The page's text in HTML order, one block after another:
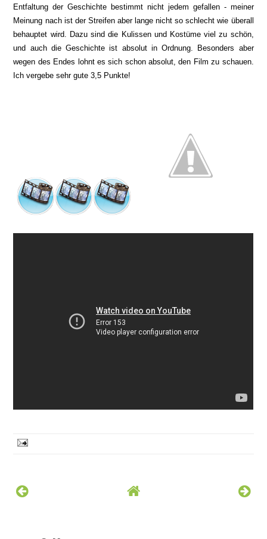
Entfaltung der Geschichte bestimmt nicht jedem gefallen - meiner
Meinung nach ist der Streifen aber lange nicht so schlecht wie überall
behauptet wird. Dazu sind die Kulissen und Kostüme viel zu schön,
und auch die Geschichte ist absolut in Ordnung. Besonders aber
wegen des Endes lohnt es sich schon absolut, den Film zu schauen.
Ich vergebe sehr gute 3,5 Punkte!